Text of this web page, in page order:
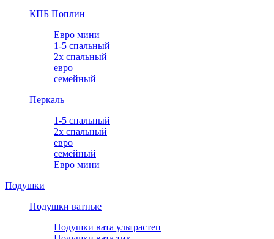
КПБ Поплин
Евро мини
1-5 спальный
2х спальный
евро
семейный
Перкаль
1-5 спальный
2х спальный
евро
семейный
Евро мини
Подушки
Подушки ватные
Подушки вата ультрастеп